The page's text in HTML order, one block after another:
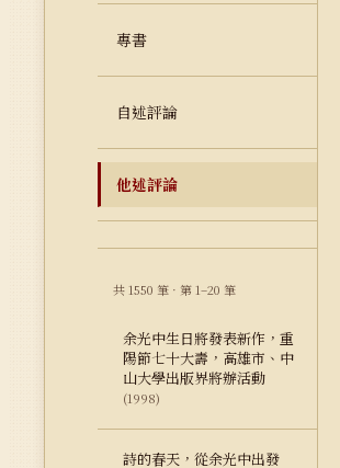
專書
自述評論
他述評論
共 1550 筆 · 第 1–20 筆
余光中生日將發表新作，重
陽節七十大壽，高雄市、中
山大學出版界將辦活動
(1998)
詩的春天，從余光中出發